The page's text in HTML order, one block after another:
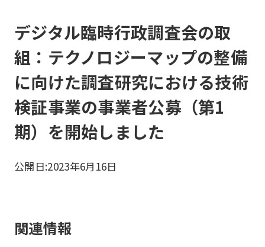
デジタル臨時行政調査会の取
組：テクノロジーマップの整備
に向けた調査研究における技術
検証事業の事業者公募（第1
期）を開始しました
公開日:2023年6月16日
関連情報